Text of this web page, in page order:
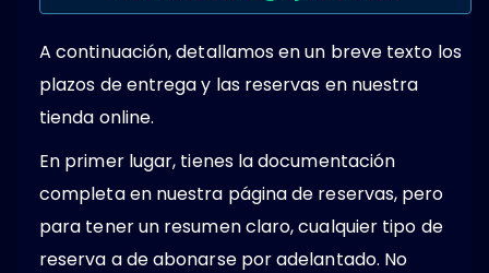
A continuación, detallamos en un breve texto los
plazos de entrega y las reservas en nuestra
tienda online.
En primer lugar, tienes la documentación
completa en nuestra página de reservas, pero
para tener un resumen claro, cualquier tipo de
reserva a de abonarse por adelantado. No